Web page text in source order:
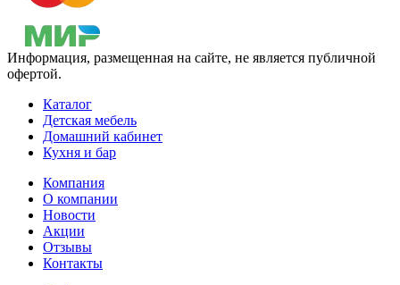
Информация, размещенная на сайте, не является публичной
офертой.
Каталог
Детская мебель
Домашний кабинет
Кухня и бар
Компания
О компании
Новости
Акции
Отзывы
Контакты